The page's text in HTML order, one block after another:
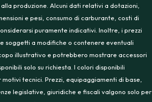
produzione. Alcuni dati relativi a dotazioni,
e pesi, consumo di carburante, costi di
puramente indicativi. Inoltre, i prezzi
soggetti a modifiche o contenere eventuali
illustrativo e potrebbero mostrare accessori
solo su richiesta. I colori disponibili
tecnici. Prezzi, equipaggiamenti di base,
legislative, giuridiche e fiscali valgono solo per